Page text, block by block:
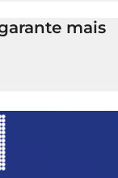
mais